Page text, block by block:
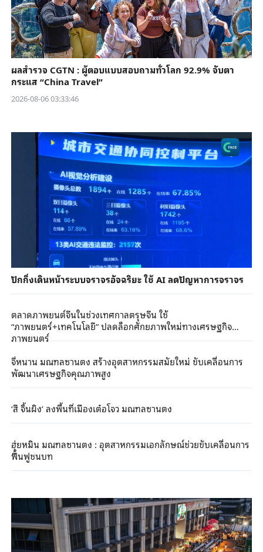
ผลสำรวจ CGTN : ผู้ตอบแบบสอบถามทั่วโลก 92.9% จับตา
กระแส “China Travel”
2026-08-06 03:33:46
ปักกิ่งเดินหน้าระบบจราจรอัจฉริยะ ใช้ AI ลดปัญหาการจราจร
ตลาดภาพยนต์จีนในช่วงเทศกาลตรุษจีน ใช้
“ภาพยนตร์+เทคโนโลยี” ปลดล็อกศักยภาพใหม่ทางเศรษฐกิจ
ภาพยนตร์
จี่หนาน มณฑลซานตง สร้างอุตสาหกรรมสมัยใหม่ ขับเคลื่อนการ
พัฒนาเศรษฐกิจคุณภาพสูง
‘สี จิ้นผิง’ ลงพื้นที่เมืองเต๋อโจว มณฑลซานตง
ฮุ่ยหมิน มณฑลซานตง : อุตสาหกรรมเอกลักษณ์ช่วยขับเคลื่อนการ
ฟื้นฟูชนบท